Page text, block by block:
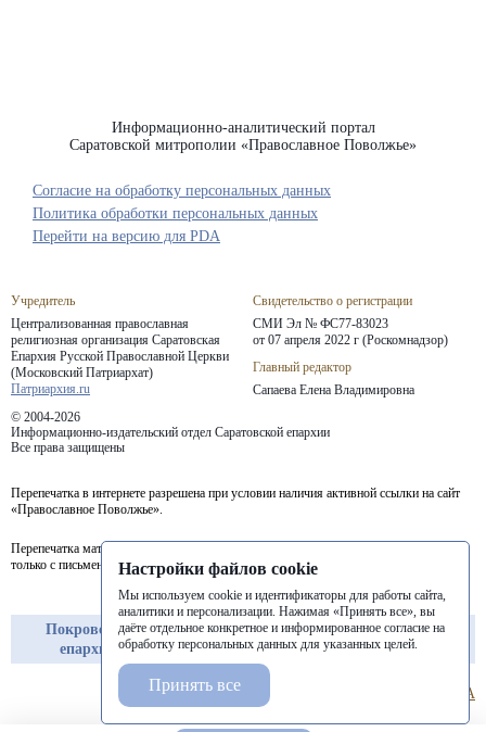
Информационно-аналитический портал
Саратовской митрополии «Православное Поволжье»
Учредитель
Централизованная православная
религиозная организация Саратовская
Епархия Русской Православной Церкви
(Московский Патриархат)
Патриархия.ru
Свидетельство о регистрации
СМИ Эл № ФС77-83023
от 07 апреля 2022 г (Роскомнадзор)
Главный редактор
Сапаева Елена Владимировна
© 2004-2026
Информационно-издательский отдел Саратовской епархии
Все права защищены
Согласие на обработку персональных данных
Политика обработки персональных данных
Перепечатка в интернете разрешена при условии наличия активной ссылки на сайт
«Православное Поволжье».
Перепечатка материалов портала в печатных изданиях (книгах, прессе) возможна
только с письменного разрешения редакции.
Покровская
епархия
Балашовская
епархия
Балаковская
епархия
Перейти на версию для PDA
Настройки файлов cookie
Мы используем cookie и идентификаторы для работы сайта,
аналитики и персонализации. Нажимая «Принять все», вы
даёте отдельное конкретное и информированное согласие на
обработку персональных данных для указанных целей.
Принять все